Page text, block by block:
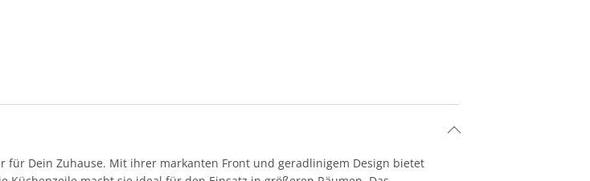
für Dein Zuhause. Mit ihrer markanten Front und geradlinigem Design bietet